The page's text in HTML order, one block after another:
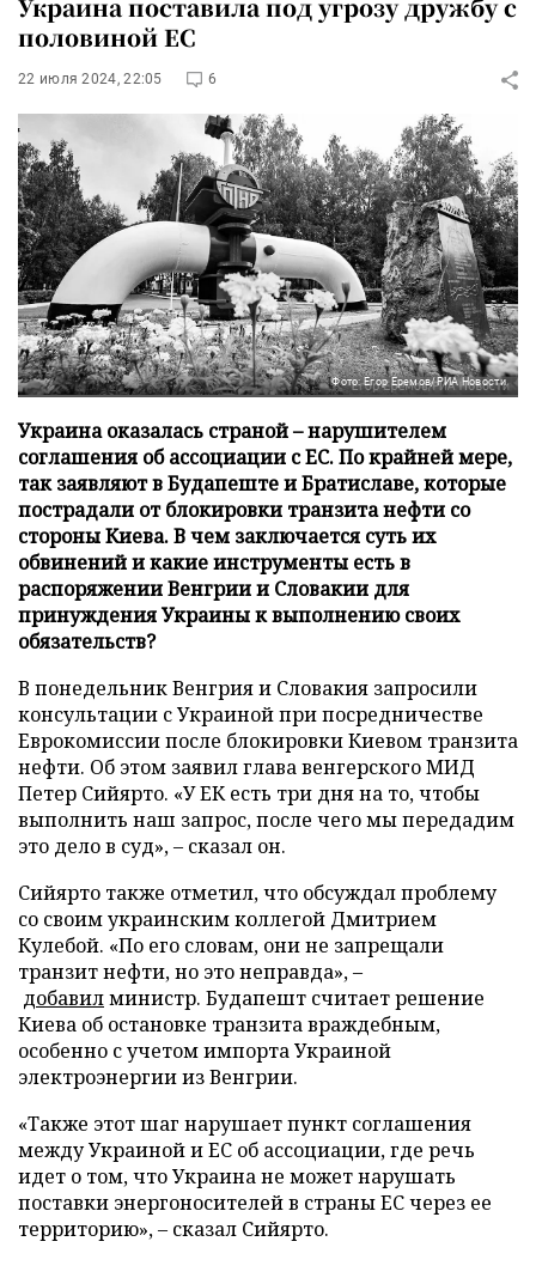
Украина поставила под угрозу дружбу с
половиной ЕС
22 июля 2024, 22:05 6
Фото: Егор Еремов/РИА Новости
Украина оказалась страной – нарушителем
соглашения об ассоциации с ЕС. По крайней мере,
так заявляют в Будапеште и Братиславе, которые
пострадали от блокировки транзита нефти со
стороны Киева. В чем заключается суть их
обвинений и какие инструменты есть в
распоряжении Венгрии и Словакии для
принуждения Украины к выполнению своих
обязательств?
В понедельник Венгрия и Словакия запросили
консультации с Украиной при посредничестве
Еврокомиссии после блокировки Киевом транзита
нефти. Об этом заявил глава венгерского МИД
Петер Сийярто. «У ЕК есть три дня на то, чтобы
выполнить наш запрос, после чего мы передадим
это дело в суд», – сказал он.
Сийярто также отметил, что обсуждал проблему
со своим украинским коллегой Дмитрием
Кулебой. «По его словам, они не запрещали
транзит нефти, но это неправда», –
добавилминистр. Будапешт считает решение
Киева об остановке транзита враждебным,
особенно с учетом импорта Украиной
электроэнергии из Венгрии.
«Также этот шаг нарушает пункт соглашения
между Украиной и ЕС об ассоциации, где речь
идет о том, что Украина не может нарушать
поставки энергоносителей в страны ЕС через ее
территорию», – сказал Сийярто.